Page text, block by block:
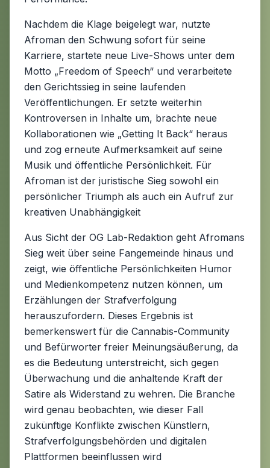
Nachdem die Klage beigelegt war, nutzte
Afroman den Schwung sofort für seine
Karriere, startete neue Live-Shows unter dem
Motto „Freedom of Speech“ und verarbeitete
den Gerichtssieg in seine laufenden
Veröffentlichungen. Er setzte weiterhin
Kontroversen in Inhalte um, brachte neue
Kollaborationen wie „Getting It Back“ heraus
und zog erneute Aufmerksamkeit auf seine
Musik und öffentliche Persönlichkeit. Für
Afroman ist der juristische Sieg sowohl ein
persönlicher Triumph als auch ein Aufruf zur
kreativen Unabhängigkeit
Aus Sicht der OG Lab-Redaktion geht Afromans
Sieg weit über seine Fangemeinde hinaus und
zeigt, wie öffentliche Persönlichkeiten Humor
und Medienkompetenz nutzen können, um
Erzählungen der Strafverfolgung
herauszufordern. Dieses Ergebnis ist
bemerkenswert für die Cannabis-Community
und Befürworter freier Meinungsäußerung, da
es die Bedeutung unterstreicht, sich gegen
Überwachung und die anhaltende Kraft der
Satire als Widerstand zu wehren. Die Branche
wird genau beobachten, wie dieser Fall
zukünftige Konflikte zwischen Künstlern,
Strafverfolgungsbehörden und digitalen
Plattformen beeinflussen wird